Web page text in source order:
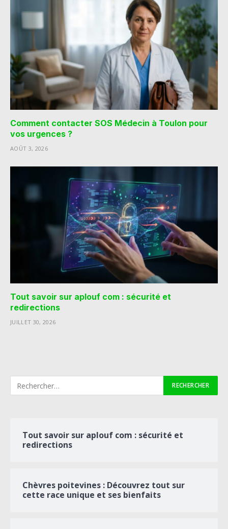
Comment contacter SOS Médecin à Toulon pour
vos urgences ?
AOÛT 3, 2026
Tout savoir sur aplouf com : sécurité et
redirections
JUILLET 30, 2026
Tout savoir sur aplouf com : sécurité et
redirections
Chèvres poitevines : Découvrez tout sur
cette race unique et ses bienfaits